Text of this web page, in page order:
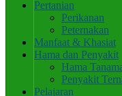
Pertanian
Perikanan
Peternakan
Manfaat & Khasiat
Hama dan Penyakit
Hama
Penyakit
Pelajaran